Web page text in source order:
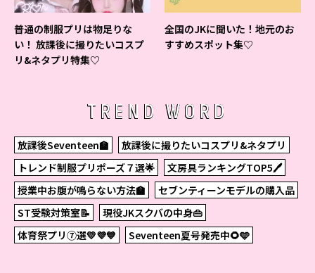
普通の制服プリは物足りな
い！ 放課後に撮りたいコスプ
リ&ネタプリ特集♡
全国のJKに聞いた！地元のお
すすめスポット集♡
TREND WORD
放課後Seventeen🏫
放課後に撮りたいコスプリ&ネタプリ
トレンド制服プリポーズ７選🌟
文房具ランキングTOP5🖊
授業中お腹が鳴らない方法🏫
セブンティーンモデルの購入品
ST受験対策室📝
現役JKスクバの中身👜
体育祭プリ⑦選💛💜💙
Seventeen夏号発売中🌻🩵